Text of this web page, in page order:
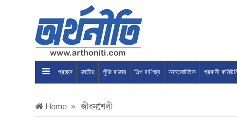
প্রচ্ছদ জাতীয় পুঁজি বাজার শিল্প বাণিজ্য আন্তর্জাতিক প্রবাসী
Home জীবনশৈলী